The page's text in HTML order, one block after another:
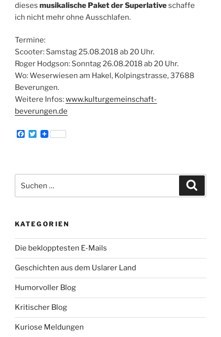
dieses musikalische Paket der Superlativeschaffe
ich nicht mehr ohne Ausschlafen.
Termine:
Scooter: Samstag 25.08.2018 ab 20 Uhr.
Roger Hodgson: Sonntag 26.08.2018 ab 20 Uhr.
Wo: Weserwiesen am Hakel, Kolpingstrasse, 37688
Beverungen.
Weitere Infos:www.kulturgemeinschaft-
beverungen.de
F
o
o
k
T
e
nach:
KATEGORIEN
Die beklopptesten E-Mails
Geschichten aus dem Uslarer Land
Humorvoller Blog
Kritischer Blog
Kuriose Meldungen